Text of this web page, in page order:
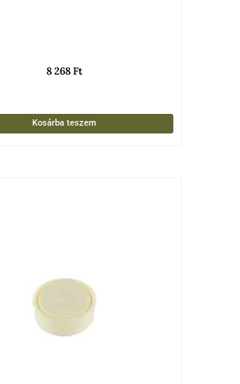
8 268Ft
Kosárba teszem